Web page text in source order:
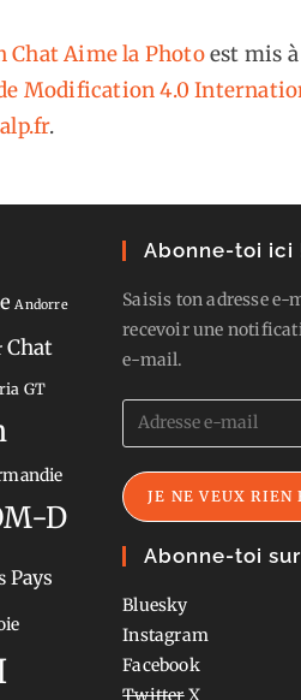
Chat Aime la Photoest mis
Modification 4.0
.
Andorre
Chat
GT
D
Pays
Abonne-toi ici
Saisis ton adresse e-
recevoir une
e-mail.
Adresse
e-
mail
JE NE VEUX RIEN
Abonne-toi
Bluesky
Instagram
Facebook
TwitterX